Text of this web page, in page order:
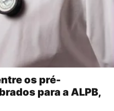
os pré-
para a ALPB,